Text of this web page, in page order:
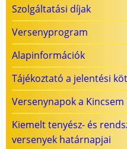
Szolgáltatási díjak
Versenyprogram
Alapinformációk
Tájékoztató a jelentési
Versenynapok a Kincsem
Kiemelt tenyész- és
versenyek határnapjai